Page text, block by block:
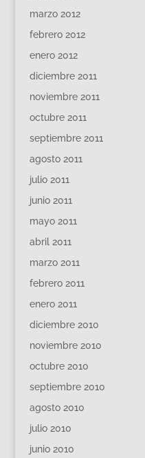
marzo 2012
febrero 2012
enero 2012
diciembre 2011
noviembre 2011
octubre 2011
septiembre 2011
agosto 2011
julio 2011
junio 2011
mayo 2011
abril 2011
marzo 2011
febrero 2011
enero 2011
diciembre 2010
noviembre 2010
octubre 2010
septiembre 2010
agosto 2010
julio 2010
junio 2010